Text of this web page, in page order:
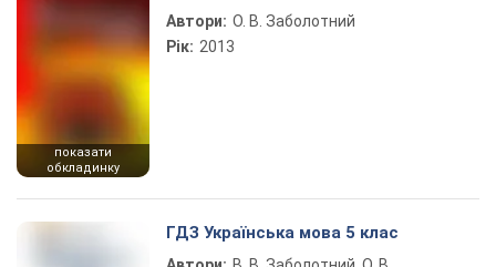
показати
обкладинку
Автори: О. В. Заболотний
Рік: 2013
ГДЗ Українська мова 5 клас